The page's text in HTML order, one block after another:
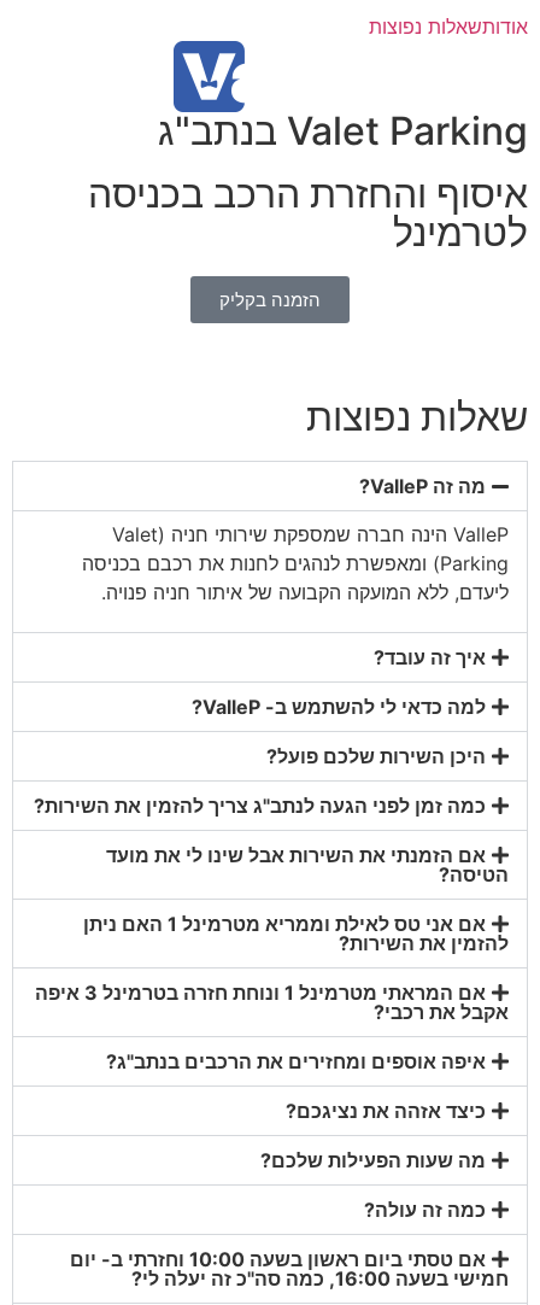
אודותשאלות נפוצות
Valet Parking בנתב"ג
איסוף והחזרת הרכב בכניסה
לטרמינל
הזמנה בקליק
שאלות נפוצות
מה זה ValleP?
ValleP הינה חברה שמספקת שירותי חניה (Valet
Parking) ומאפשרת לנהגים לחנות את רכבם בכניסה
ליעדם, ללא המועקה הקבועה של איתור חניה פנויה.
איך זה עובד?
למה כדאי לי להשתמש ב- ValleP?
היכן השירות שלכם פועל?
כמה זמן לפני הגעה לנתב"ג צריך להזמין את השירות?
אם הזמנתי את השירות אבל שינו לי את מועד
הטיסה?
אם אני טס לאילת וממריא מטרמינל 1 האם ניתן
להזמין את השירות?
אם המראתי מטרמינל 1 ונוחת חזרה בטרמינל 3 איפה
אקבל את רכבי?
איפה אוספים ומחזירים את הרכבים בנתב"ג?
כיצד אזהה את נציגכם?
מה שעות הפעילות שלכם?
כמה זה עולה?
אם טסתי ביום ראשון בשעה 10:00 וחזרתי ב- יום
חמישי בשעה 16:00, כמה סה"כ זה יעלה לי?